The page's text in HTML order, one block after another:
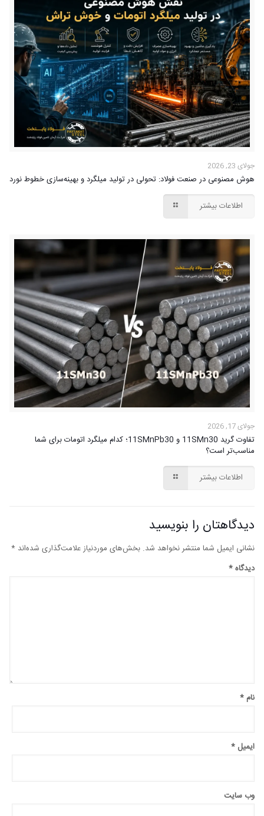
جولای 23, 2026
هوش مصنوعی در صنعت فولاد: تحولی در تولید میلگرد و بهینه‌سازی خطوط نورد
اطلاعات بیشتر
جولای 17, 2026
تفاوت گرید 11SMn30 و 11SMnPb30؛ کدام میلگرد اتومات برای شما
مناسب‌تر است؟
اطلاعات بیشتر
دیدگاهتان را بنویسید
نشانی ایمیل شما منتشر نخواهد شد. بخش‌های موردنیاز علامت‌گذاری شده‌اند *
دیدگاه*
نام *
ایمیل *
وب‌ سایت